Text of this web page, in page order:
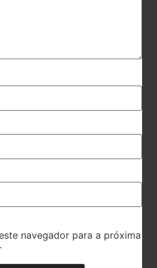
navegador para a próxima